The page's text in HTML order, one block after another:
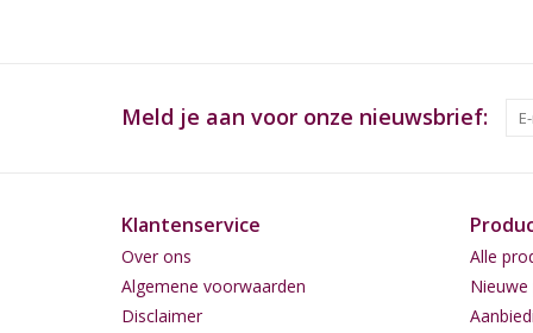
Meld je aan voor onze nieuwsbrief:
Klantenservice
Over ons
Algemene voorwaarden
Disclaimer
Alle